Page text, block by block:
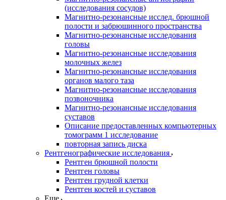
(исследования сосудов)
Магнитно-резонансные исслед. брюшной
полости и забрюшинного пространства
Магнитно-резонансные исследования
головы
Магнитно-резонансные исследования
молочных желез
Магнитно-резонансные исследования
органов малого таза
Магнитно-резонансные исследования
позвоночника
Магнитно-резонансные исследования
суставов
Описание предоставленных компьютерных
томограмм 1 исследование
повторная запись диска
Рентгенографические исследования
Рентген брюшной полости
Рентген головы
Рентген грудной клетки
Рентген костей и суставов
Еще